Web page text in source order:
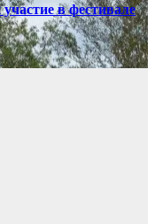
в фестивале